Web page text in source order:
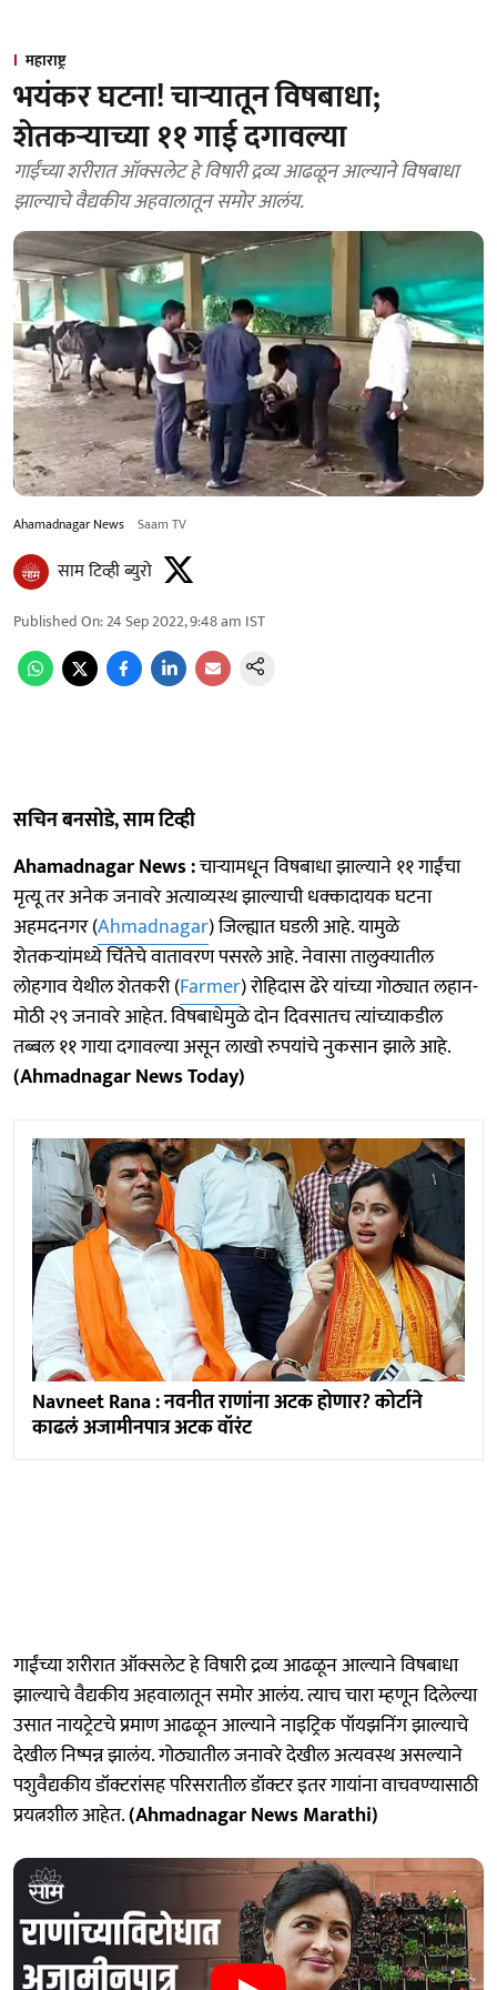
महाराष्ट्र
भयंकर घटना! चाऱ्यातून विषबाधा;
शेतकऱ्याच्या ११ गाई दगावल्या
गाईंच्या शरीरात ऑक्सलेट हे विषारी द्रव्य आढळून आल्याने विषबाधा
झाल्याचे वैद्यकीय अहवालातून समोर आलंय.
Ahamadnagar News Saam TV
साम टिव्ही ब्युरो
Published On:24 Sep 2022, 9:48 am IST
सचिन बनसोडे, साम टिव्ही
Ahamadnagar News :चाऱ्यामधून विषबाधा झाल्याने ११ गाईंचा
मृत्यू तर अनेक जनावरे अत्याव्यस्थ झाल्याची धक्कादायक घटना
अहमदनगर (Ahmadnagar) जिल्ह्यात घडली आहे. यामुळे
शेतकऱ्यांमध्ये चिंतेचे वातावरण पसरले आहे. नेवासा तालुक्यातील
लोहगाव येथील शेतकरी (Farmer) रोहिदास ढेरे यांच्या गोठ्यात लहान-
मोठी २९ जनावरे आहेत. विषबाधेमुळे दोन दिवसातच त्यांच्याकडील
तब्बल ११ गाया दगावल्या असून लाखो रुपयांचे नुकसान झाले आहे.
(Ahmadnagar News Today)
Navneet Rana : नवनीत राणांना अटक होणार? कोर्टाने
काढलं अजामीनपात्र अटक वॉरंट
गाईंच्या शरीरात ऑक्सलेट हे विषारी द्रव्य आढळून आल्याने विषबाधा
झाल्याचे वैद्यकीय अहवालातून समोर आलंय. त्याच चारा म्हणून दिलेल्या
उसात नायट्रेटचे प्रमाण आढळून आल्याने नाइट्रिक पॉयझनिंग झाल्याचे
देखील निष्पन्न झालंय. गोठ्यातील जनावरे देखील अत्यवस्थ असल्याने
पशुवैद्यकीय डॉक्टरांसह परिसरातील डॉक्टर इतर गायांना वाचवण्यासाठी
प्रयत्नशील आहेत.(Ahmadnagar News Marathi)